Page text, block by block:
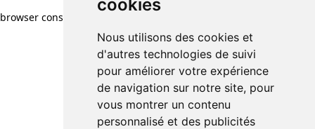
cookies
Nous utilisons des cookies et
d'autres technologies de suivi
pour améliorer votre expérience
de navigation sur notre site, pour
vous montrer un contenu
personnalisé et des publicités
browser console for more information)